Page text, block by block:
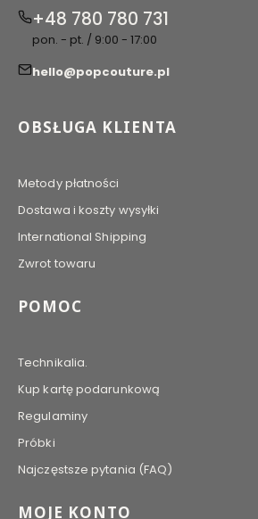
+48 780 780 731
pon. - pt. / 9:00 - 17:00
hello@popcouture.pl
Linki w stopce
OBSŁUGA KLIENTA
Metody płatności
Dostawa i koszty wysyłki
International Shipping
Zwrot towaru
POMOC
Technikalia.
Kup kartę podarunkową
Regulaminy
Próbki
Najczęstsze pytania (FAQ)
MOJE KONTO